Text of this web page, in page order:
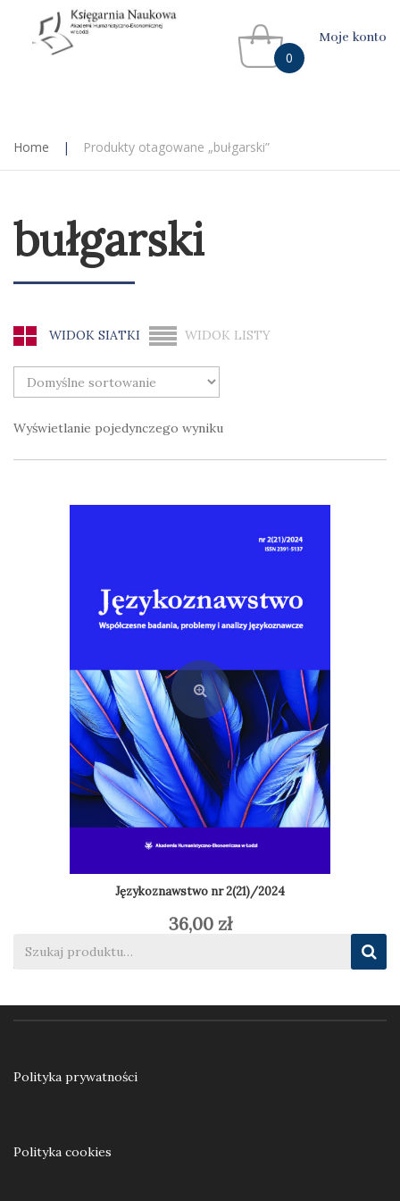
0
Moje konto
Home | Produkty otagowane „bułgarski”
bułgarski
WIDOK SIATKI WIDOK LISTY
Wyświetlanie pojedynczego wyniku
Językoznawstwo nr 2(21)/2024
36,00 zł
Dodaj do koszyka
Polityka prywatności
Polityka cookies